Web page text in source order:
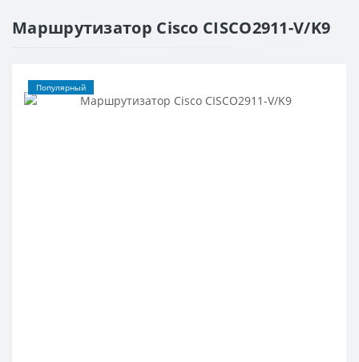
Маршрутизатор Cisco CISCO2911-V/K9
Популярный